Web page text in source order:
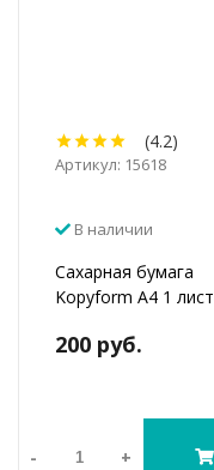
(4.2)
Артикул: 15618
В наличии
Сахарная бумага
Kopyform А4 1 лист
200 руб.
- +